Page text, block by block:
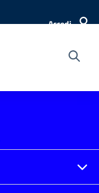
Accedi